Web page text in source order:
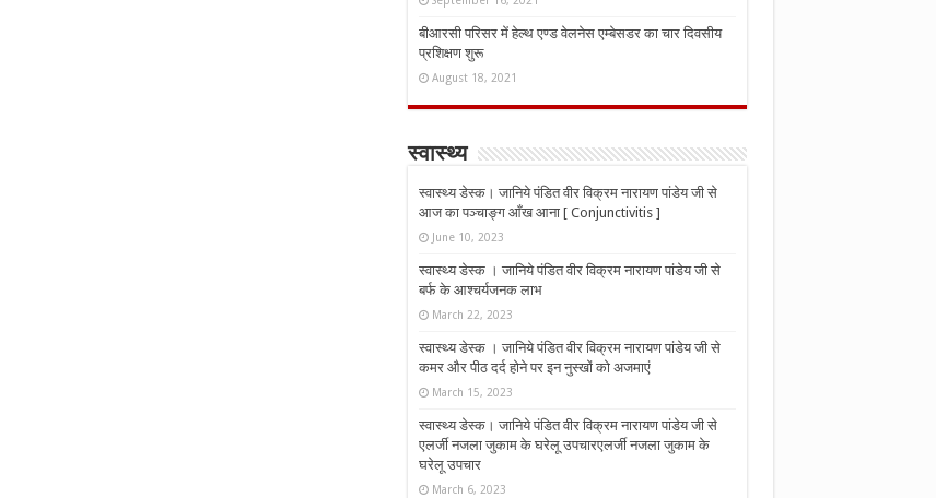
बीआरसी परिसर में हेल्थ एण्ड वेलनेस एम्बेसडर का चार दिवसीय
प्रशिक्षण शुरू
August 18, 2021
स्वास्थ्य
स्वास्थ्य डेस्क। जानिये पंडित वीर विक्रम नारायण पांडेय जी से
आज का पञ्चाङ्ग आँख आना [ Conjunctivitis ]
June 10, 2023
स्वास्थ्य डेस्क । जानिये पंडित वीर विक्रम नारायण पांडेय जी से
बर्फ के आश्चर्यजनक लाभ
March 22, 2023
स्वास्थ्य डेस्क । जानिये पंडित वीर विक्रम नारायण पांडेय जी से
कमर और पीठ दर्द होने पर इन नुस्‍खों को अजमाएं
March 15, 2023
स्वास्थ्य डेस्क। जानिये पंडित वीर विक्रम नारायण पांडेय जी से
एलर्जी नजला जुकाम के घरेलू उपचारएलर्जी नजला जुकाम के
घरेलू उपचार
March 6, 2023